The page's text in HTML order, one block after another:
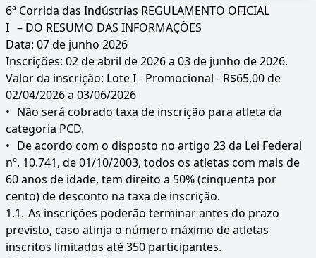
6ª Corrida das Indústrias REGULAMENTO OFICIAL
I – DO RESUMO DAS INFORMAÇÕES
Data: 07 de junho 2026
Inscrições: 02 de abril de 2026 a 03 de junho de 2026.
Valor da inscrição: Lote I - Promocional - R$65,00 de
02/04/2026 a 03/06/2026
• Não será cobrado taxa de inscrição para atleta da
categoria PCD.
• De acordo com o disposto no artigo 23 da Lei Federal
nº. 10.741, de 01/10/2003, todos os atletas com mais de
60 anos de idade, tem direito a 50% (cinquenta por
cento) de desconto na taxa de inscrição.
1.1. As inscrições poderão terminar antes do prazo
previsto, caso atinja o número máximo de atletas
inscritos limitados até 350 participantes.